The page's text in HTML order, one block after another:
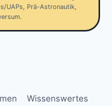
UAPs, Prä-Astronautik,
Wissenswertes